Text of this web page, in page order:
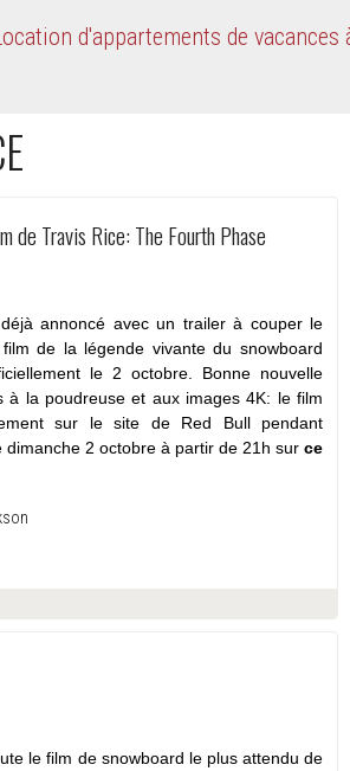
de Travis Rice: The Fourth Phase
annoncé avec un trailer à couper le
de la légende vivante du snowboard
le 2 octobre. Bonne nouvelle
à la poudreuse et aux images 4K: le film
sur le site de Red Bull pendant
dimanche 2 octobre à partir de 21h sur ce
le film de snowboard le plus attendu de